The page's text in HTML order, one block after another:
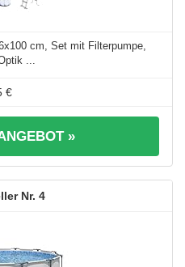
cm, Set mit Filterpumpe,
...
€
»
4